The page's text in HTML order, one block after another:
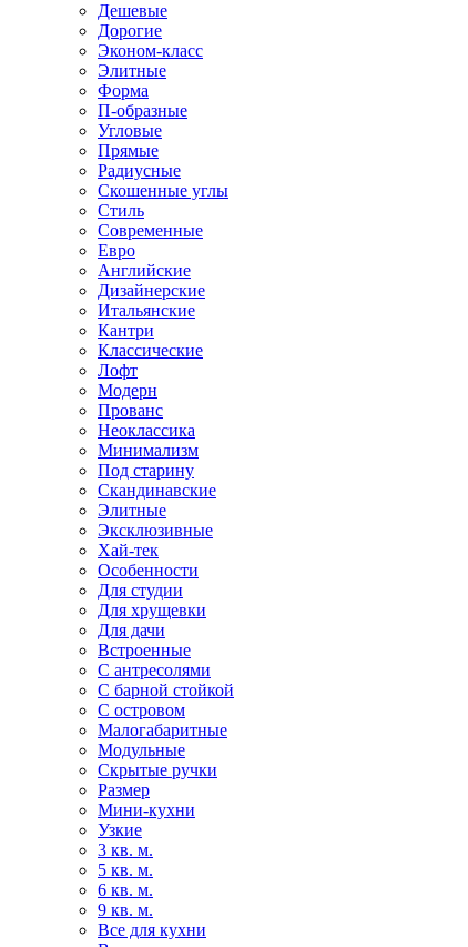
Дешевые
Дорогие
Эконом-класс
Элитные
Форма
П-образные
Угловые
Прямые
Радиусные
Скошенные углы
Стиль
Современные
Евро
Английские
Дизайнерские
Итальянские
Кантри
Классические
Лофт
Модерн
Прованс
Неоклассика
Минимализм
Под старину
Скандинавские
Элитные
Эксклюзивные
Хай-тек
Особенности
Для студии
Для хрущевки
Для дачи
Встроенные
С антресолями
С барной стойкой
С островом
Малогабаритные
Модульные
Скрытые ручки
Размер
Мини-кухни
Узкие
3 кв. м.
5 кв. м.
6 кв. м.
9 кв. м.
Все для кухни